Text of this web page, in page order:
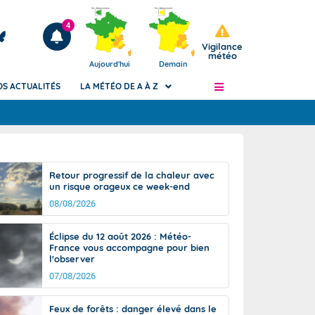
Articles
4
Aujourd'hui Demain
Vigilance
météo
de
Phénomènes dangereux de J+2 à J+7
Avertissement pluies intenses à l'échelle
des communes (Apic)
Bulletins Marine
Bulletins d'estimation du risque
d'avalanche
Météo des forêts
Vigicrues
ACTUALITÉS LA MÉTÉO DE A À Z
Retour progressif de la chaleur avec
un risque orageux ce week-end
08/08/2026
Éclipse du 12 août 2026 : Météo-
France vous accompagne pour bien
l'observer
07/08/2026
Feux de forêts : danger élevé dans le